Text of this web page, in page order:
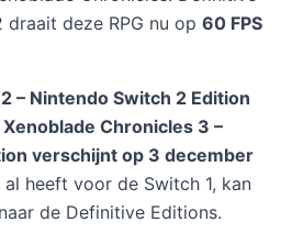
deze RPG nu op 60 FPS
– Nintendo Switch 2 Edition
Xenoblade Chronicles 3 –
verschijnt op 3 december
al heeft voor de Switch 1, kan
naar de Definitive Editions.